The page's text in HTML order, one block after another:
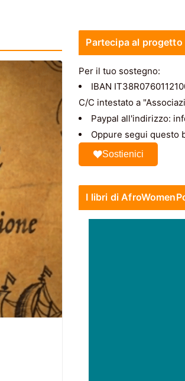
Partecipa al progetto
Per il tuo sostegno:
IBAN
C/C intestato a
Paypal all'indirizzo:
Oppure segui questo
Sostienici
I libri di